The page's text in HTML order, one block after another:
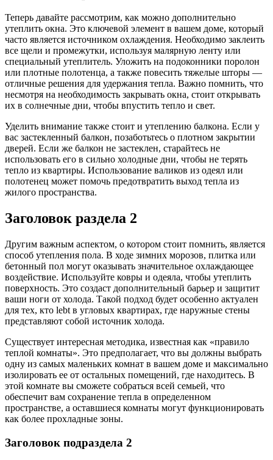
Теперь давайте рассмотрим, как можно дополнительно
утеплить окна. Это ключевой элемент в вашем доме, который
часто является источником охлаждения. Необходимо заклеить
все щели и промежутки, используя малярную ленту или
специальный утеплитель. Уложить на подоконники поролон
или плотные полотенца, а также повесить тяжелые шторы —
отличные решения для удержания тепла. Важно помнить, что
несмотря на необходимость закрывать окна, стоит открывать
их в солнечные дни, чтобы впустить тепло и свет.
Уделить внимание также стоит и утеплению балкона. Если у
вас застекленный балкон, позаботьтесь о плотном закрытии
дверей. Если же балкон не застеклен, старайтесь не
использовать его в сильно холодные дни, чтобы не терять
тепло из квартиры. Использование валиков из одеял или
полотенец может помочь предотвратить выход тепла из
жилого пространства.
Заголовок раздела 2
Другим важным аспектом, о котором стоит помнить, является
способ утепления пола. В ходе зимних морозов, плитка или
бетонный пол могут оказывать значительное охлаждающее
воздействие. Используйте ковры и одеяла, чтобы утеплить
поверхность. Это создаст дополнительный барьер и защитит
ваши ноги от холода. Такой подход будет особенно актуален
для тех, кто lebt в угловых квартирах, где наружные стены
представляют собой источник холода.
Существует интересная методика, известная как «правило
теплой комнаты». Это предполагает, что вы должны выбрать
одну из самых маленьких комнат в вашем доме и максимально
изолировать ее от остальных помещений, где находитесь. В
этой комнате вы сможете собраться всей семьей, что
обеспечит вам сохранение тепла в определенном
пространстве, а оставшиеся комнаты могут функционировать
как более прохладные зоны.
Заголовок подраздела 2